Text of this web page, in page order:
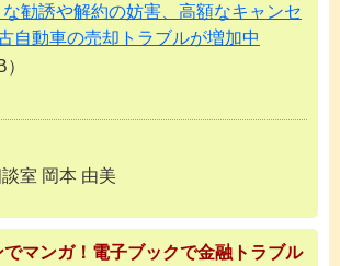
勧誘や解約の妨害、高額なキャンセ
自動車の売却トラブルが増加中
室 岡本 由美
でマンガ！電子ブックで金融トラブル